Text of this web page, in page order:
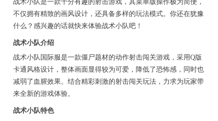
战术小队是一款十分有趣的射击游戏，其菜单版操作极为简便，
不仅拥有精致的画风设计，还具备多样的玩法模式。你还在犹豫
什么？感兴趣的话就快来体验战术小队吧！
战术小队介绍
战术小队国际服是一款僵尸题材的动作射击闯关游戏，采用Q版
卡通风格设计，整体画面显得较为可爱，降低了恐怖感，同时也
减弱了血腥效果。结合精彩刺激的射击闯关玩法，力求为玩家带
来全新的游戏体验。
战术小队特色